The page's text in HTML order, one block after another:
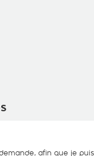
afin que je